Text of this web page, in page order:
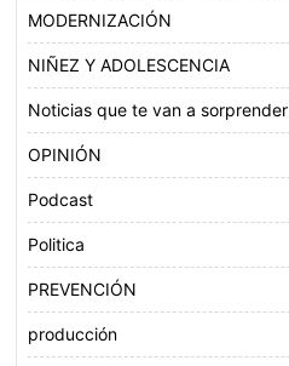
MODERNIZACIÓN
NIÑEZ Y ADOLESCENCIA
Noticias que te van a sorprender
OPINIÓN
Podcast
Politica
PREVENCIÓN
producción